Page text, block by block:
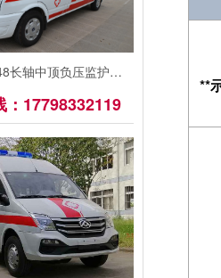
国六福特V348长轴中顶负压监护型救护车
：17798332119
**